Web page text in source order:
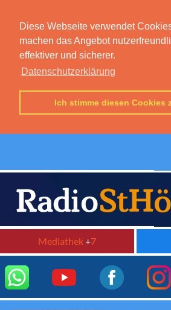
Diese Webseite verwendet
machen das Angebot
effektiver und sicherer.
Datenschutzerklärung
Ich stimme diesen Cookies
Mediathek+7